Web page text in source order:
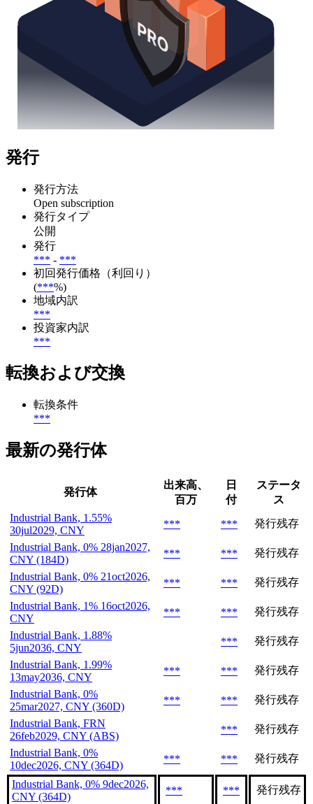
発行
発行方法
Open subscription
発行タイプ
公開
発行
*** - ***
初回発行価格（利回り）
(***%)
地域内訳
***
投資家内訳
***
転換および交換
転換条件
***
最新の発行体
発行体
出来高、
百万
日
付
ステータ
ス
Industrial Bank, 1.55%
30jul2029, CNY
*** ***
発行残存
Industrial Bank, 0% 28jan2027,
CNY (184D)
*** ***
発行残存
Industrial Bank, 0% 21oct2026,
CNY (92D)
*** ***
発行残存
Industrial Bank, 1% 16oct2026,
CNY
*** ***
発行残存
Industrial Bank, 1.88%
5jun2036, CNY
***
発行残存
Industrial Bank, 1.99%
13may2036, CNY
*** ***
発行残存
Industrial Bank, 0%
25mar2027, CNY (360D)
*** ***
発行残存
Industrial Bank, FRN
26feb2029, CNY (ABS)
***
発行残存
Industrial Bank, 0%
10dec2026, CNY (364D)
*** *** 発行残存
Industrial Bank, 0% 9dec2026,
CNY (364D)
*** *** 発行残存